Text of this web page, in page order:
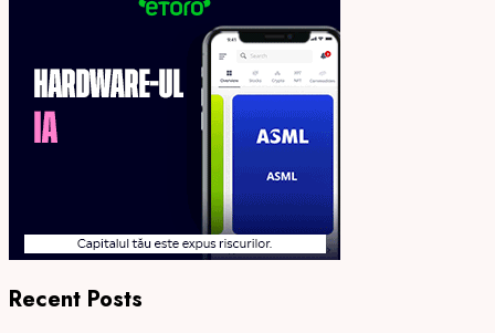
Recent Posts